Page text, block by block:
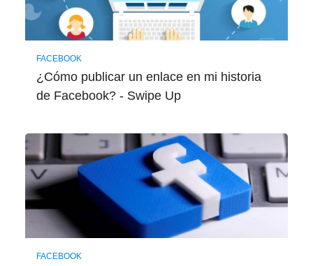
FACEBOOK
¿Cómo publicar un enlace en mi historia
de Facebook? - Swipe Up
FACEBOOK